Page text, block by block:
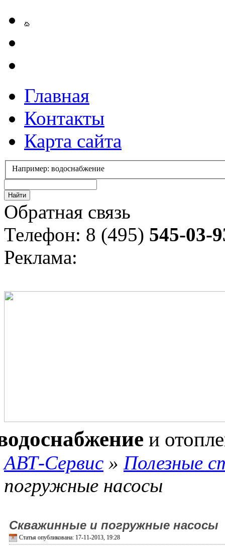
Главная
Контакты
Карта сайта
Например: водоснабжение
Обратная связь
Телефон: 8 (495) 545-03-
Реклама:
и
АВТ-Сервис » Полезные
погружные насосы
Скважинные и погружные насосы
Статья опубликована: 17-11-2013, 19:28